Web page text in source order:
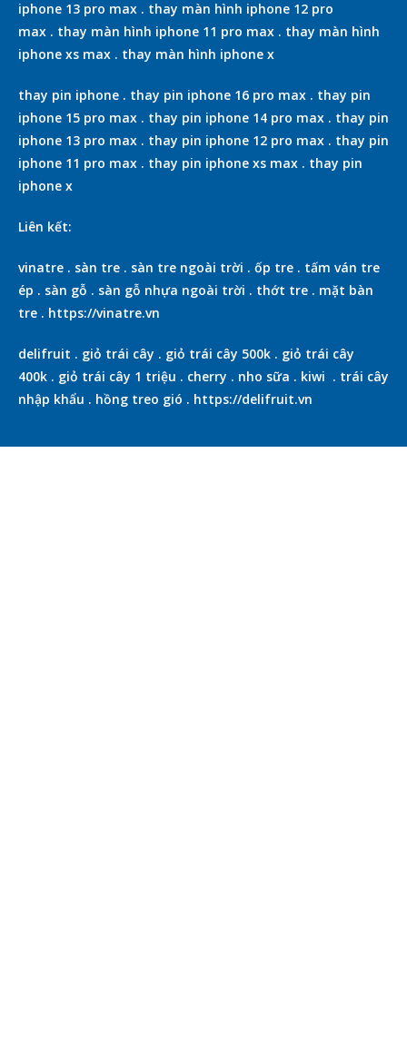
iphone 13 pro max . thay màn hình iphone 12 pro
max . thay màn hình iphone 11 pro max . thay màn hình
iphone xs max . thay màn hình iphone x
thay pin iphone . thay pin iphone 16 pro max . thay pin
iphone 15 pro max . thay pin iphone 14 pro max . thay pin
iphone 13 pro max . thay pin iphone 12 pro max . thay pin
iphone 11 pro max . thay pin iphone xs max . thay pin
iphone x
Liên kết:
vinatre . sàn tre . sàn tre ngoài trời . ốp tre . tấm ván tre
ép . sàn gỗ . sàn gỗ nhựa ngoài trời . thớt tre . mặt bàn
tre . https://vinatre.vn
delifruit . giỏ trái cây . giỏ trái cây 500k . giỏ trái cây
400k . giỏ trái cây 1 triệu . cherry . nho sữa . kiwi . trái cây
nhập khẩu . hồng treo gió . https://delifruit.vn